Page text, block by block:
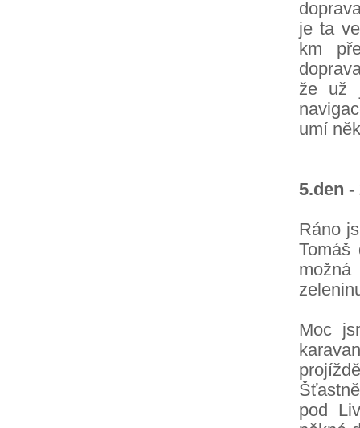
je ta
km
že už
umí
5.den
Ráno
možná
Moc
pod